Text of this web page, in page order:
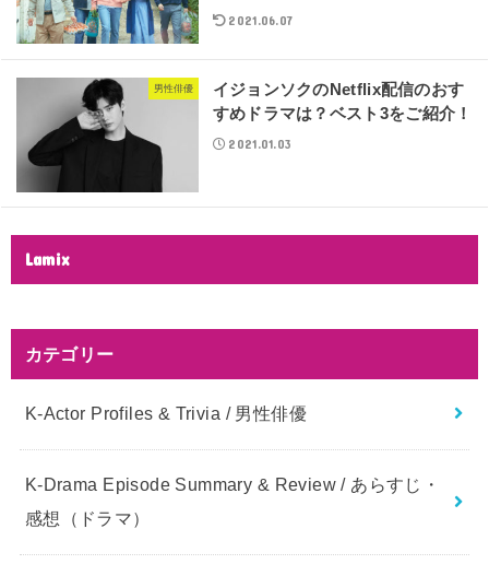
2021.06.07
男性俳優
イジョンソクのNetflix配信のおす
すめドラマは？ベスト3をご紹介！
2021.01.03
Lamix
カテゴリー
K-Actor Profiles & Trivia / 男性俳優
K-Drama Episode Summary & Review / あらすじ・
感想（ドラマ）